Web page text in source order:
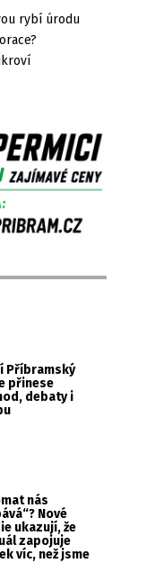
rybí úrodu
Příbramský
přinese
debaty i
nás
Nové
ukazují, že
zapojuje
víc, než jsme